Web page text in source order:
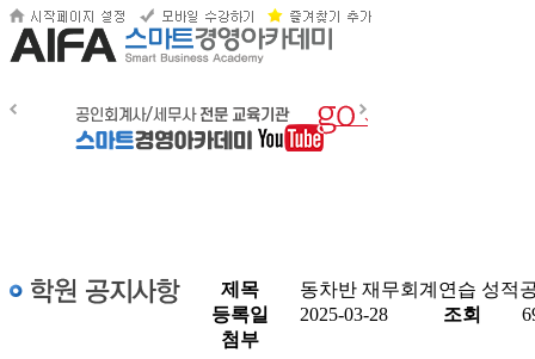
제목
동차반 재무회계연습 성적
등록일
2025-03-28 조회
첨부